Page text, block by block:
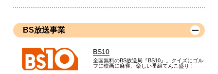
BS放送事業
BS10
全国無料のBS放送局『BS10』。クイズにゴル
フに映画に麻雀、楽しい番組てんこ盛り！